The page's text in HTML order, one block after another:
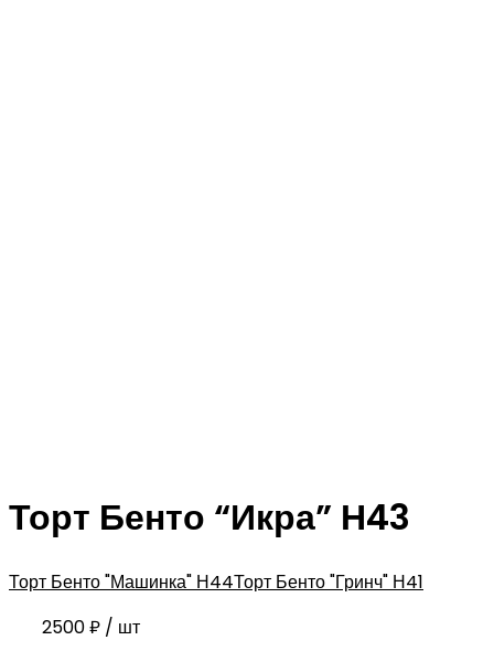
Торт Бенто “Икра” Н43
Торт Бенто "Машинка" Н44Торт Бенто "Гринч" Н41
2500₽ / шт